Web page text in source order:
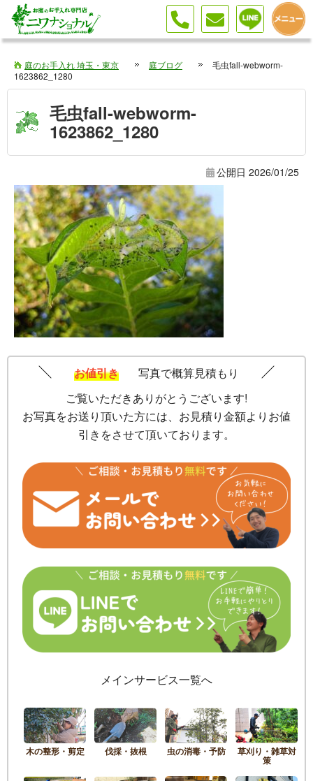
庭のお手入れ 埼玉・東京 庭ブログ
毛虫fall-webworm-
1623862_1280
毛虫fall-webworm-
1623862_1280
公開日 2026/01/25
お値引き
写真で概算見積もり
ご覧いただきありがとうございます!
お写真をお送り頂いた方には、お見積り金額よりお値
引きをさせて頂いております。
メインサービス一覧へ
木の整形・剪定 伐採・抜根 虫の消毒・予防 草刈り・雑草対
策